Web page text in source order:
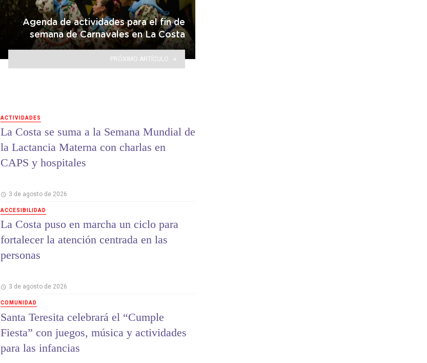
Agenda de actividades para el fin de
semana de Carnavales en La Costa
PRÓXIMO ARTÍCULO
ACTIVIDADES
La Costa se suma a la Semana Mundial de
la Lactancia Materna con charlas en
CAPS y hospitales
3 de agosto de 2026
ACCESIBILIDAD
La Costa puso en marcha un ciclo para
fortalecer la atención centrada en las
personas
3 de agosto de 2026
COMUNIDAD
Santa Teresita celebrará el “Cumple
Fiesta” con juegos, música y actividades
para las infancias